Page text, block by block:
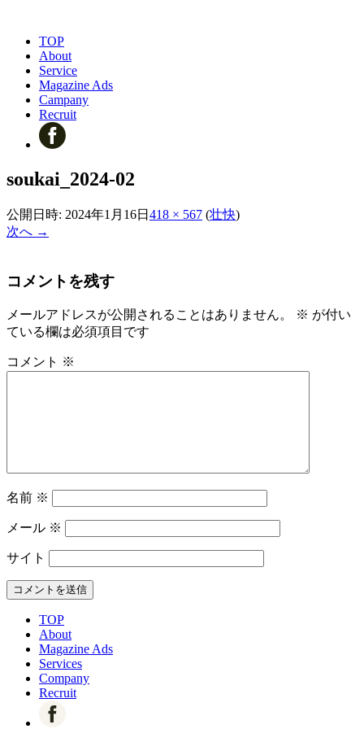
TOP
About
Service
Magazine Ads
Campany
Recruit
soukai_2024-02
公開日時: 2024年1月16日 418 × 567 (壮快)
次へ →
コメントを残す
メールアドレスが公開されることはありません。 ※ が付い
ている欄は必須項目です
コメント ※
名前 ※
メール ※
サイト
TOP
About
Magazine Ads
Services
Company
Recruit